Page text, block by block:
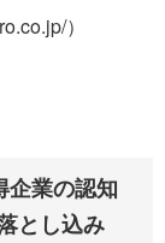
）
業の認知
とし込み